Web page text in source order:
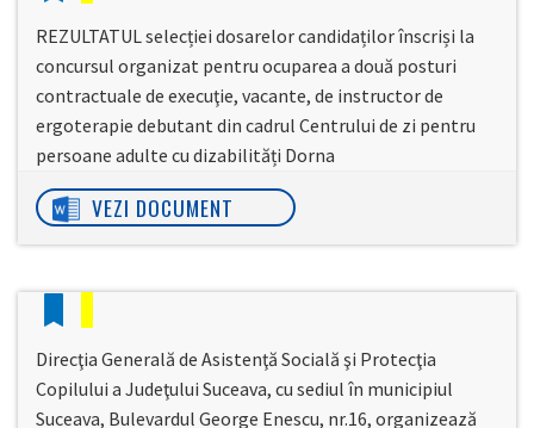
REZULTATUL selecției dosarelor candidaților înscriși la
concursul organizat pentru ocuparea a două posturi
contractuale de execuţie, vacante, de instructor de
ergoterapie debutant din cadrul Centrului de zi pentru
persoane adulte cu dizabilități Dorna
VEZI DOCUMENT
Direcţia Generală de Asistenţă Socială şi Protecţia
Copilului a Judeţului Suceava, cu sediul în municipiul
Suceava, Bulevardul George Enescu, nr.16, organizează